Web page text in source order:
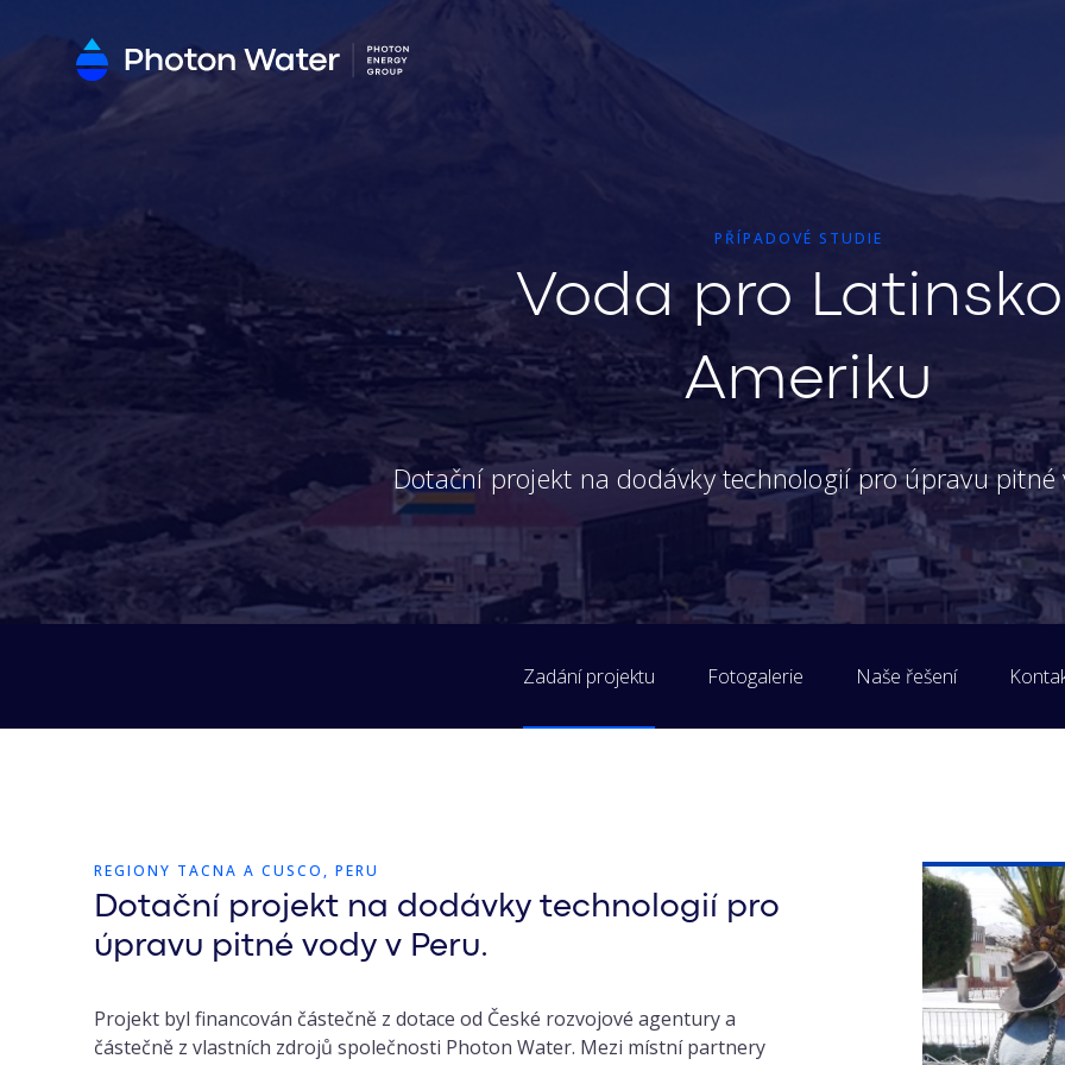
PŘÍPADOVÉ STUDIE
Voda pro
Ameriku
Dotační projekt na dodávky technologií pro úpravu pitné
Zadání projektu Fotogalerie Naše řešení
REGIONY TACNA A CUSCO, PERU
Dotační projekt na dodávky technologií pro
úpravu pitné vody v Peru.
Projekt byl financován částečně z dotace od České rozvojové agentury a
částečně z vlastních zdrojů společnosti Photon Water. Mezi místní partnery